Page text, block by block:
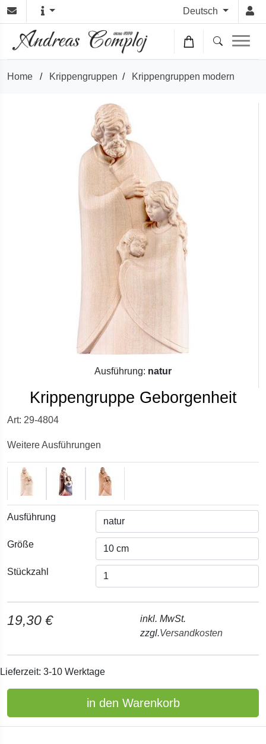
Deutsch
Home / Krippengruppen / Krippengruppen modern
Ausführung: natur
Krippengruppe Geborgenheit
Art: 29-4804
Weitere Ausführungen
Ausführung
Größe
Stückzahl
19,30 €
inkl. MwSt.
zzgl.Versandkosten
Lieferzeit: 3-10 Werktage
in den Warenkorb